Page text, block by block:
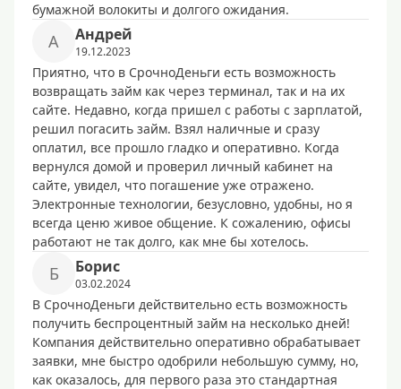
бумажной волокиты и долгого ожидания.
А Андрей
19.12.2023
Приятно, что в СрочноДеньги есть возможность
возвращать займ как через терминал, так и на их
сайте. Недавно, когда пришел с работы с зарплатой,
решил погасить займ. Взял наличные и сразу
оплатил, все прошло гладко и оперативно. Когда
вернулся домой и проверил личный кабинет на
сайте, увидел, что погашение уже отражено.
Электронные технологии, безусловно, удобны, но я
всегда ценю живое общение. К сожалению, офисы
работают не так долго, как мне бы хотелось.
Б Борис
03.02.2024
В СрочноДеньги действительно есть возможность
получить беспроцентный займ на несколько дней!
Компания действительно оперативно обрабатывает
заявки, мне быстро одобрили небольшую сумму, но,
как оказалось, для первого раза это стандартная